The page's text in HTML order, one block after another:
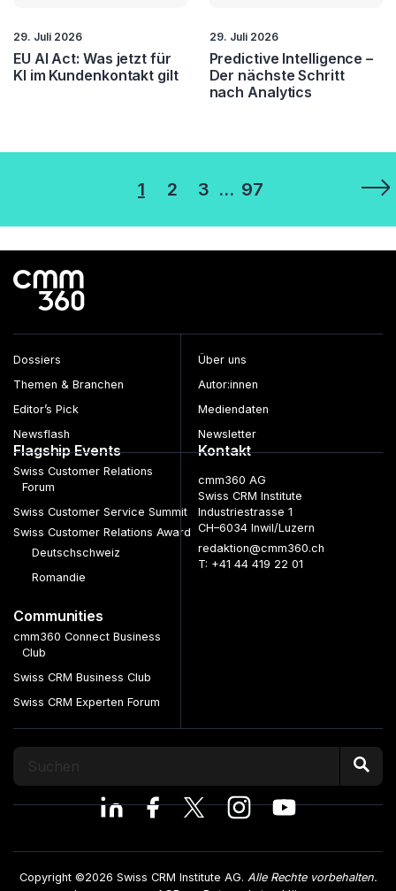
29. Juli 2026
EU AI Act: Was jetzt für
KI im Kundenkontakt gilt
29. Juli 2026
Predictive Intelligence –
Der nächste Schritt
nach Analytics
Seitennummerierung
der
Beiträge
1 2 3 … 97
Dossiers
Themen & Branchen
Editor’s Pick
Newsflash
Über uns
Autor:innen
Mediendaten
Newsletter
Flagship Events
Swiss Customer Relations
Forum
Swiss Customer Service Summit
Swiss Customer Relations Award
Deutschschweiz
Romandie
Communities
cmm360 Connect Business
Club
Swiss CRM Business Club
Swiss CRM Experten Forum
Kontakt
cmm360 AG
Swiss CRM Institute
Industriestrasse 1
CH–6034 Inwil/Luzern
redaktion@cmm360.ch
T: +41 44 419 22 01
Copyright ©2026 Swiss CRM Institute AG. Alle Rechte vorbehalten.